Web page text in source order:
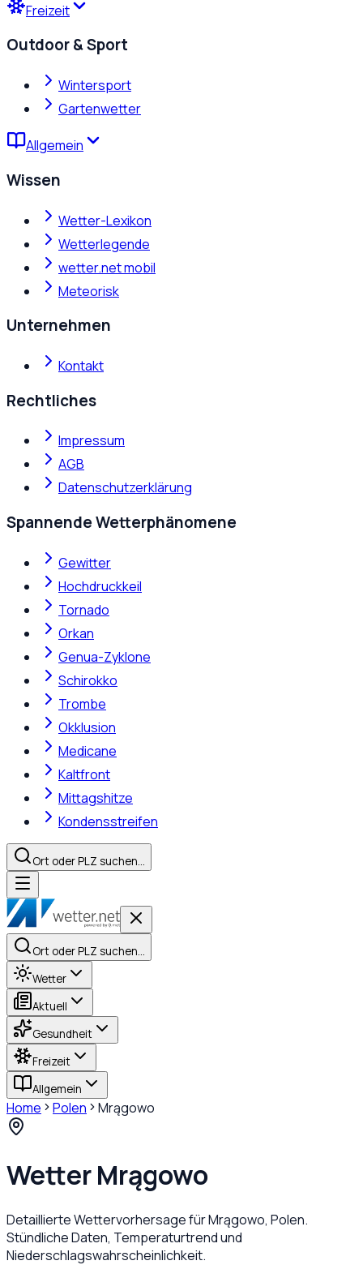
Freizeit
Outdoor & Sport
Wintersport
Gartenwetter
Allgemein
Wissen
Wetter-Lexikon
Wetterlegende
wetter.net mobil
Meteorisk
Unternehmen
Kontakt
Rechtliches
Impressum
AGB
Datenschutzerklärung
Spannende Wetterphänomene
Gewitter
Hochdruckkeil
Tornado
Orkan
Genua-Zyklone
Schirokko
Trombe
Okklusion
Medicane
Kaltfront
Mittagshitze
Kondensstreifen
Ort oder PLZ suchen…
Ort oder PLZ suchen…
Wetter
Aktuell
Gesundheit
Freizeit
Allgemein
Home Polen Mrągowo
WetterMrągowo
Detaillierte Wettervorhersage fürMrągowo, Polen.
Stündliche Daten, Temperaturtrend und
Niederschlagswahrscheinlichkeit.